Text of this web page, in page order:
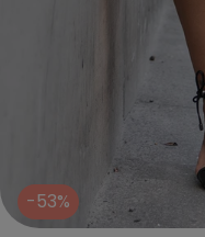
-53%